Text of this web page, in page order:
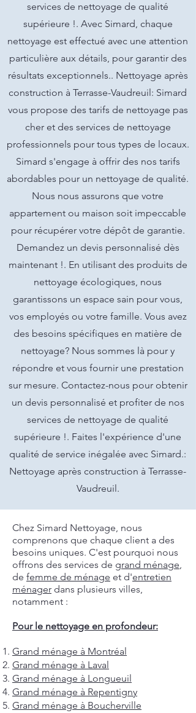
services de nettoyage de qualité
supérieure !. Avec Simard, chaque
nettoyage est effectué avec une attention
particulière aux détails, pour garantir des
résultats exceptionnels.. Nettoyage après
construction à Terrasse-Vaudreuil: Simard
vous propose des tarifs de nettoyage pas
cher et des services de nettoyage
professionnels pour tous types de locaux.
Simard s'engage à offrir des nos tarifs
abordables pour un nettoyage de qualité.
Nous nous assurons que votre
appartement ou maison soit impeccable
pour récupérer votre dépôt de garantie.
Demandez un devis personnalisé dès
maintenant !. En utilisant des produits de
nettoyage écologiques, nous
garantissons un espace sain pour vous,
vos employés ou votre famille. Vous avez
des besoins spécifiques en matière de
nettoyage? Nous sommes là pour y
répondre et vous fournir une prestation
sur mesure. Contactez-nous pour obtenir
un devis personnalisé et profiter de nos
services de nettoyage de qualité
supérieure !. Faites l'expérience d'une
qualité de service inégalée avec Simard.:
Nettoyage après construction à Terrasse-
Vaudreuil.
Chez Simard Nettoyage, nous
comprenons que chaque client a des
besoins uniques. C'est pourquoi nous
offrons des services de grand ménage,
de femme de ménage et d'entretien
ménager dans plusieurs villes,
notamment :
Pour le nettoyage en profondeur:
Grand ménage à Montréal
Grand ménage à Laval
Grand ménage à Longueuil
Grand ménage à Repentigny
Grand ménage à Boucherville